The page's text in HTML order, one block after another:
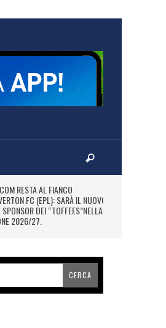
RESTA AL FIANCO
FC (EPL): SARÀ IL NUOVO
SPONSOR DEI “TOFFEES”NELLA
2026/27.